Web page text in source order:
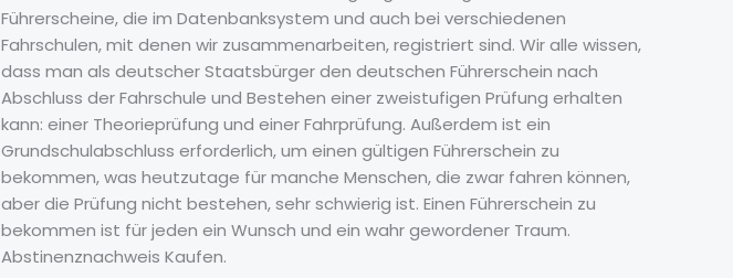
Führerscheine, die im Datenbanksystem und auch bei verschiedenen
Fahrschulen, mit denen wir zusammenarbeiten, registriert sind. Wir alle wissen,
dass man als deutscher Staatsbürger den deutschen Führerschein nach
Abschluss der Fahrschule und Bestehen einer zweistufigen Prüfung erhalten
kann: einer Theorieprüfung und einer Fahrprüfung. Außerdem ist ein
Grundschulabschluss erforderlich, um einen gültigen Führerschein zu
bekommen, was heutzutage für manche Menschen, die zwar fahren können,
aber die Prüfung nicht bestehen, sehr schwierig ist. Einen Führerschein zu
bekommen ist für jeden ein Wunsch und ein wahr gewordener Traum.
Abstinenznachweis Kaufen.